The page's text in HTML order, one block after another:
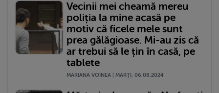
Vecinii mei cheamă mereu
poliția la mine acasă pe
motiv că ficele mele sunt
prea gălăgioase. Mi-au zis că
ar trebui să le țin în casă, pe
tablete
MARIANA VOINEA | MARŢI, 06.08.2024